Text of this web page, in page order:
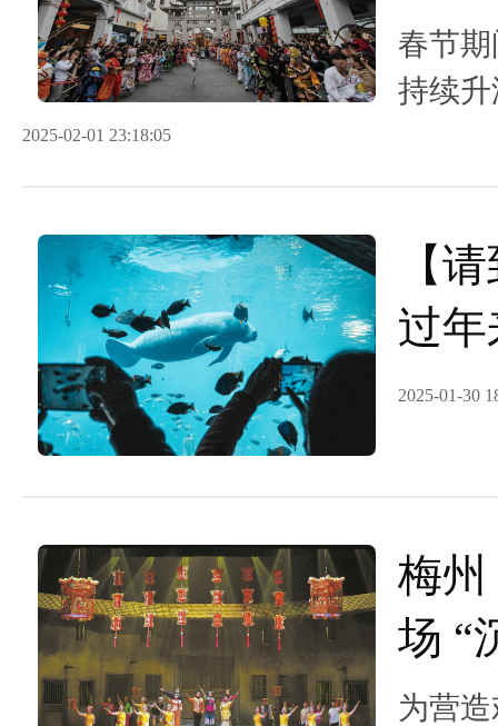
城新
东过
春节期
持续
2025-02-01 23:18:05
【
过
物
2025-01-30
梅州
场 “
文化
为营